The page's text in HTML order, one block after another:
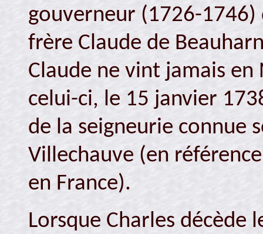
gouverneur (1726-1746)
frère Claude de
Claude ne vint jamais en
celui-ci, le 15 janvier
de la seigneurie connue
Villechauve (en
en France).
Lorsque Charles décède